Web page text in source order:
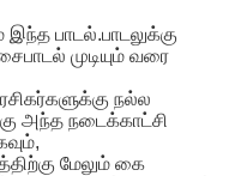
பாடல்.பாடலுக்கு
முடியும் வரை
நல்ல
அந்த நடைக்காட்சி
மேலும் கை